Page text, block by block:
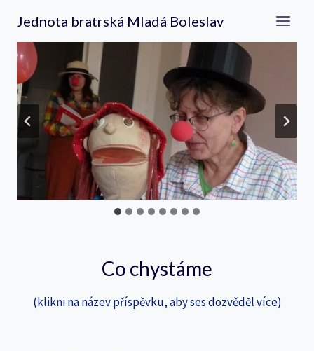
obsah
Jednota bratrská Mladá Boleslav
Co chystáme
(klikni na název příspěvku, aby ses dozvěděl více)